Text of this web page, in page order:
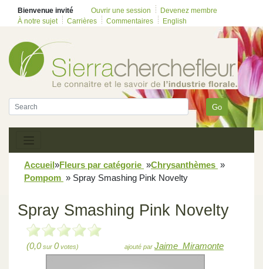
Bienvenue invité Ouvrir une session
Devenez membre
À notre sujet
Carrières Commentaires English
Go
Accueil»Fleurs par catégorie »Chrysanthèmes »
Pompom » Spray Smashing Pink Novelty
Spray Smashing Pink Novelty
(0,0sur 0votes) ajouté par Jaime_Miramonte